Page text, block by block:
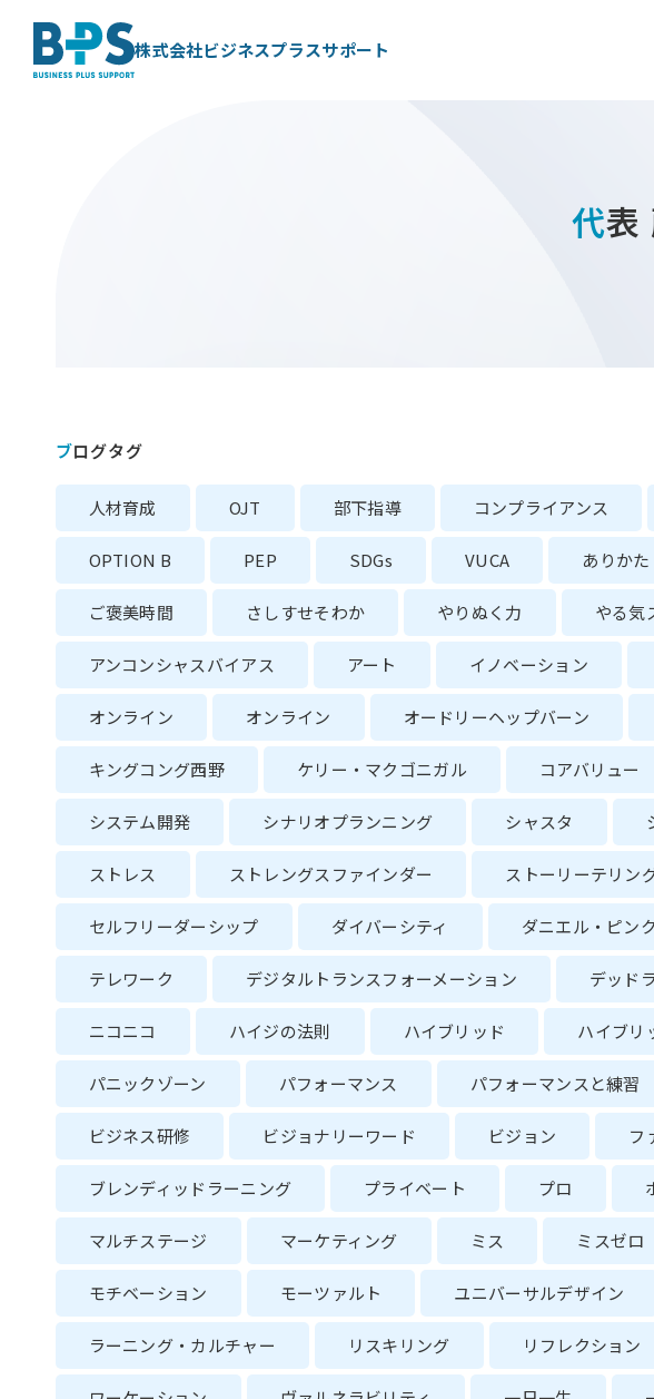
株式会社ビジネスプラスサポート
代
ブログタグ
人材育成 OJT 部下指導 コンプライアンス
OPTION B PEP SDGs VUCA ありかた
ご褒美時間 さしすせそわか やりぬく力 やる気
アンコンシャスバイアス アート イノベーション
オンライン オンライン オードリーヘップバーン
キングコング西野 ケリー・マクゴニガル コアバリュー
システム開発 シナリオプランニング シャスタ
ストレス ストレングスファインダー ストーリーテリン
セルフリーダーシップ ダイバーシティ ダニエル・ピンク
テレワーク デジタルトランスフォーメーション デッド
ニコニコ ハイジの法則 ハイブリッド ハイブリ
パニックゾーン パフォーマンス パフォーマンスと練習
ビジネス研修 ビジョナリーワード ビジョン フ
ブレンディッドラーニング プライベート プロ
マルチステージ マーケティング ミス ミスゼロ
モチベーション モーツァルト ユニバーサルデザイン
ラーニング・カルチャー リスキリング リフレクション